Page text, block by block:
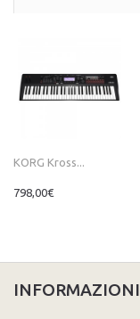
KORG Kross...
798,00€
INFORMAZIONI